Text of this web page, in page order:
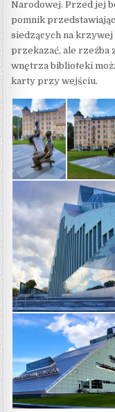
Narodowej. Przed jej
pomnik
siedzących na krzywej
przekazać, ale rzeźba
wnętrza biblioteki
karty przy wejściu.